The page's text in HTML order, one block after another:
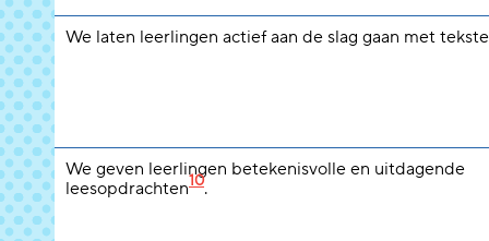
We laten leerlingen actief aan de slag gaan met
We geven leerlingen betekenisvolle en uitdagende
leesopdrachten10.